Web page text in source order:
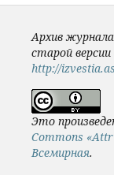
Архив
старой
http://
Это
Commons
Всемирная.